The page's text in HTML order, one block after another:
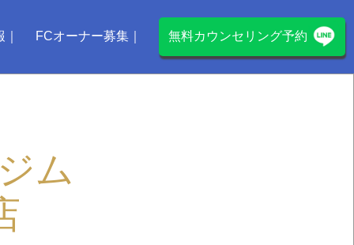
FCオーナー募集 無料カウンセリング予約
ム